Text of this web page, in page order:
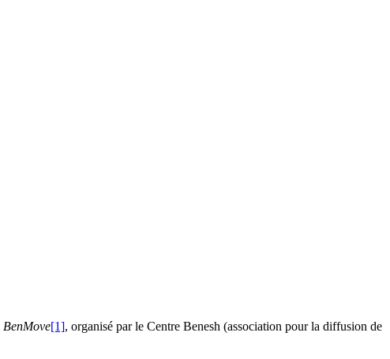
BenMove[1], organisé par le Centre Benesh (association pour la diffusion de